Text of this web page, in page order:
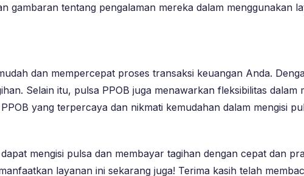
gambaran tentang pengalaman mereka dalam menggunakan
dan mempercepat proses transaksi keuangan Anda.
Selain itu, pulsa PPOB juga menawarkan fleksibilitas dalam
yang terpercaya dan nikmati kemudahan dalam mengisi
mengisi pulsa dan membayar tagihan dengan cepat dan
layanan ini sekarang juga! Terima kasih telah